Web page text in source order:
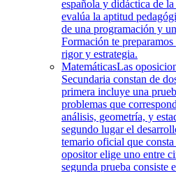
española y didáctica de
evalúa la aptitud
de una programación y
Formación te
rigor y estrategia.
MatemáticasLas
Secundaria constan de
primera incluye una
problemas que
análisis, geometría, y
segundo lugar el
temario oficial que
opositor elige uno entre
segunda prueba consiste